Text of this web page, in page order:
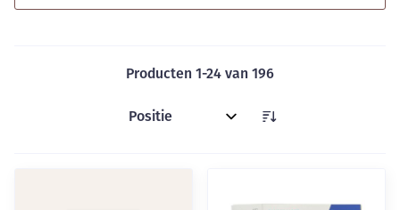
Producten 1-24 van 196
Sorteer op: